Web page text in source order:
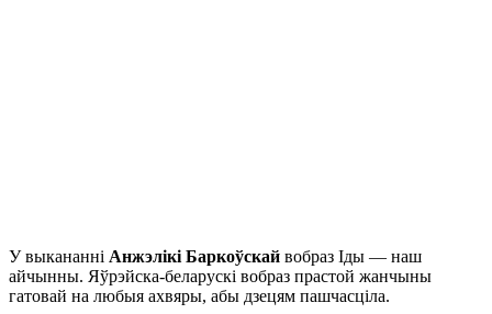
У выкананні Анжэлікі Баркоўскай вобраз Іды — наш
айчынны. Яўрэйска-беларускі вобраз прастой жанчыны
гатовай на любыя ахвяры, абы дзецям пашчасціла.